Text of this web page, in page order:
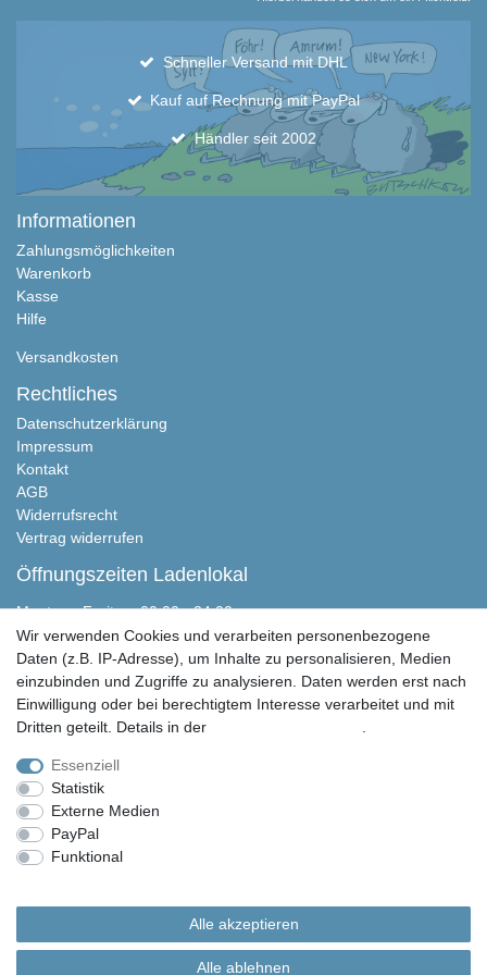
Schneller Versand mit DHL
Kauf auf Rechnung mit PayPal
Händler seit 2002
Informationen
Zahlungsmöglichkeiten
Warenkorb
Kasse
Hilfe
Versandkosten
Rechtliches
Datenschutzerklärung
Impressum
Kontakt
AGB
Widerrufsrecht
Vertrag widerrufen
Öffnungszeiten Ladenlokal
Montag - Freitag, 00:00 - 24:00
Samstag nach Absprache
Sonntag geschlossen
Peter Butschkow Shop
Martensen Handels & Service GmbH
Eichweberstraße 4
D-25821 Bredstedt
04671 943 349 0
04671 943 349 150
info@peter-butschkow.de
Alle Rechte vorbehalten.
Alle in den Webseiten erwähnten Geräte- und Zubehörbezeichnungen dienen lediglich
Wir verwenden Cookies und verarbeiten personenbezogene
Daten (z.B. IP-Adresse), um Inhalte zu personalisieren, Medien
einzubinden und Zugriffe zu analysieren. Daten werden erst nach
Einwilligung oder bei berechtigtem Interesse verarbeitet und mit
Dritten geteilt. Details in der
Essenziell
Statistik
Externe Medien
PayPal
Funktional
Alle akzeptieren
Alle ablehnen